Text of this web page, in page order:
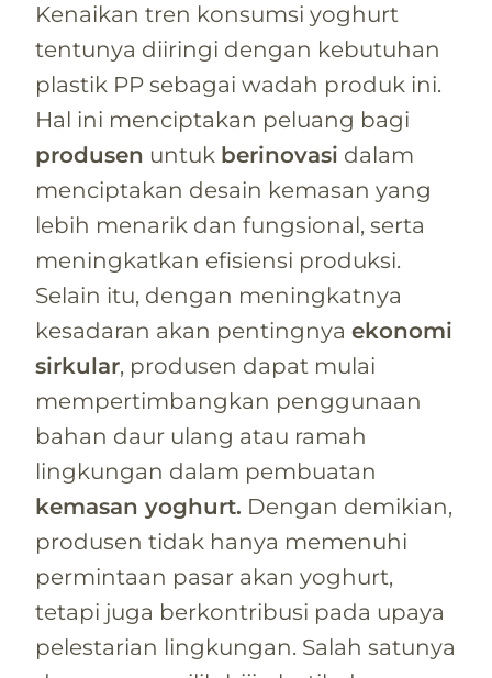
Kenaikan tren konsumsi yoghurt
tentunya diiringi dengan kebutuhan
plastik PP sebagai wadah produk ini.
Hal ini menciptakan peluang bagi
produsen untuk berinovasi dalam
menciptakan desain kemasan yang
lebih menarik dan fungsional, serta
meningkatkan efisiensi produksi.
Selain itu, dengan meningkatnya
kesadaran akan pentingnya ekonomi
sirkular, produsen dapat mulai
mempertimbangkan penggunaan
bahan daur ulang atau ramah
lingkungan dalam pembuatan
kemasan yoghurt. Dengan demikian,
produsen tidak hanya memenuhi
permintaan pasar akan yoghurt,
tetapi juga berkontribusi pada upaya
pelestarian lingkungan. Salah satunya